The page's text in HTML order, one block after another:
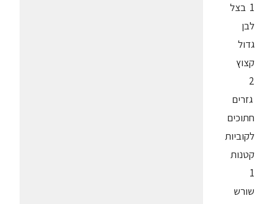
1 בצל
לבן
גדול
קצוץ
2
גזרים
חתוכים
לקוביות
קטנות
1
שורש